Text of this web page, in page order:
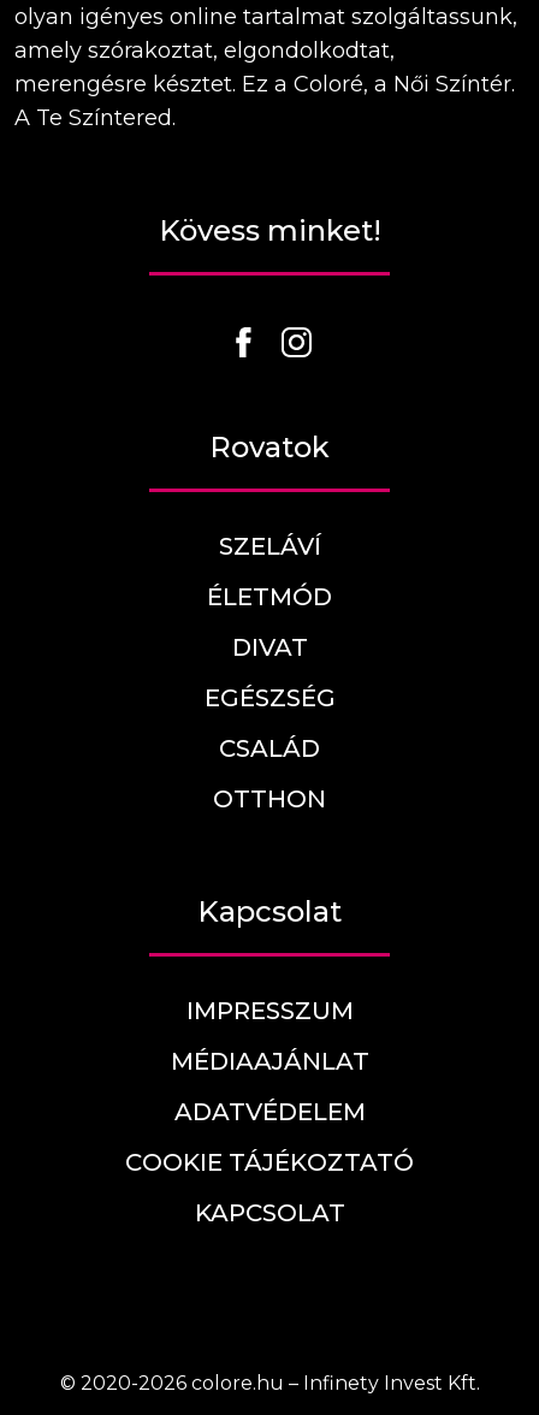
olyan igényes online tartalmat szolgáltassunk,
amely szórakoztat, elgondolkodtat,
merengésre késztet. Ez a Coloré, a Női Színtér.
A Te Színtered.
Kövess minket!
Rovatok
SZELÁVÍ
ÉLETMÓD
DIVAT
EGÉSZSÉG
CSALÁD
OTTHON
Kapcsolat
IMPRESSZUM
MÉDIAAJÁNLAT
ADATVÉDELEM
COOKIE TÁJÉKOZTATÓ
KAPCSOLAT
© 2020-2026 colore.hu – Infinety Invest Kft.